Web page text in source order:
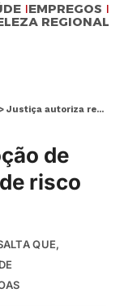
EMPREGOS
REGIONAL
>Justiça autoriza remoção de moradores das áreas de risco em São Sebastião
de
risco
QUE,